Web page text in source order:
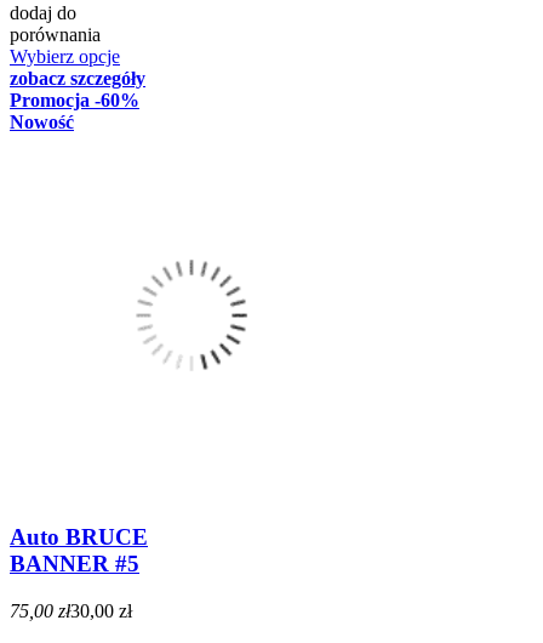
dodaj do
porównania
Wybierz opcje
zobacz szczegóły
Promocja -60%
Nowość
Auto BRUCE
BANNER #5
75,00 zł30,00 zł